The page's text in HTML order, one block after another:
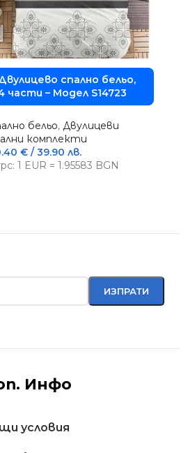
спално бельо,
части – Модел S14723
бельо, Двулицеви
комплекти
€ / 39.90 лв.
1 EUR = 1.95583 BGN
Инфо
условия